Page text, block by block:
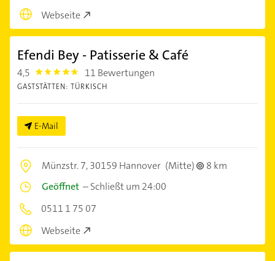
Webseite
Efendi Bey - Patisserie & Café
4,5 4.5 11 Bewertungen
GASTSTÄTTEN: TÜRKISCH
E-Mail
Münzstr. 7,30159 Hannover (Mitte)
8 km
Geöffnet –Schließt um 24:00
0511 1 75 07
Webseite